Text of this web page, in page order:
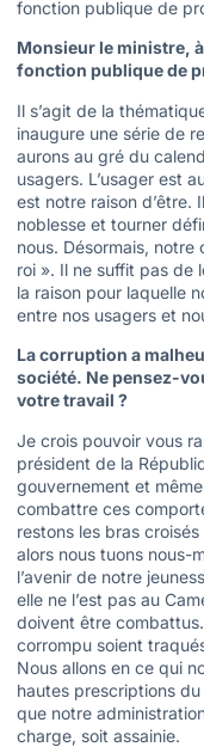
fonction publique de
Monsieur le ministre,
fonction publique de
Il s’agit de la
inaugure une série de
aurons au gré du
usagers. L’usager est
est notre raison d’être.
noblesse et tourner
nous. Désormais, notre
roi ». Il ne suffit pas de
la raison pour laquelle
entre nos usagers et
La corruption a
société. Ne pensez-
votre travail ?
Je crois pouvoir vous
président de la
gouvernement et
combattre ces
restons les bras
alors nous tuons nous-
l’avenir de notre
elle ne l’est pas au
doivent être
corrompu soient
Nous allons en ce qui
hautes prescriptions
que notre
charge, soit assainie.